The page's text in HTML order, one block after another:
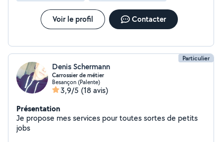
Voir le profil Contacter
Particulier
Denis Schermann
Carrossier de métier
Besançon (Palente)
3,9/5 (18 avis)
Présentation
Je propose mes services pour toutes sortes de petits
jobs